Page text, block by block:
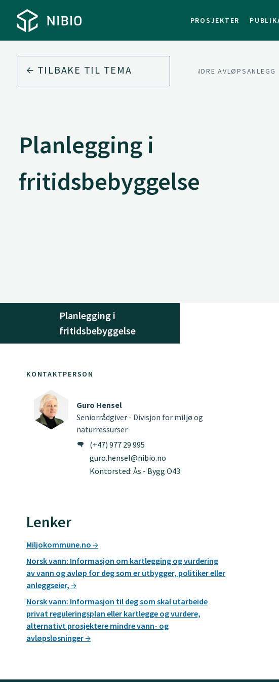
PROSJEKTER
TILBAKE TIL TEMA
MILJØ AVLOP.NO - MINDRE AVLØPSANLEGG
Planlegging i
fritidsbebyggelse
Planlegging i
fritidsbebyggelse
KONTAKTPERSON
Guro Hensel
Seniorrådgiver - Divisjon for miljø og
naturressurser
(+47) 977 29 995
guro.hensel@nibio.no
Kontorsted: Ås - Bygg O43
Lenker
Miljokommune.no
Norsk vann: Informasjon om kartlegging og vurdering
av vann og avløp for deg som er utbygger, politiker eller
anleggseier,
Norsk vann: Informasjon til deg som skal utarbeide
privat reguleringsplan eller kartlegge og vurdere,
alternativt prosjektere mindre vann- og
avløpsløsninger